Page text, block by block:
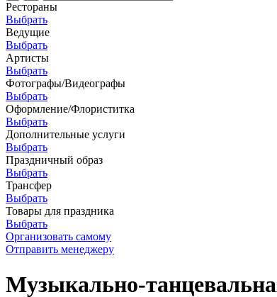
Рестораны
Выбрать
Ведущие
Выбрать
Артисты
Выбрать
Фотографы/Видеографы
Выбрать
Оформление/Флориститка
Выбрать
Дополнительные услуги
Выбрать
Праздничный образ
Выбрать
Трансфер
Выбрать
Товары для праздника
Выбрать
Организовать самому
Отправить менеджеру
Музыкально-